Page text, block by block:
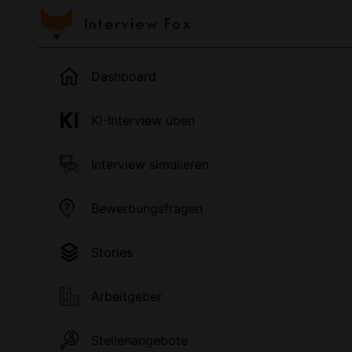
Dashboard
KI-Interview üben
Interview simulieren
Bewerbungsfragen
Stories
Arbeitgeber
Stellenangebote